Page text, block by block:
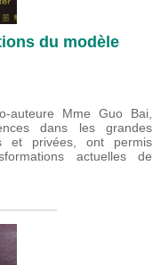
du modèle
auteure Mme Guo Bai,
dans les grandes
et privées, ont permis
actuelles de